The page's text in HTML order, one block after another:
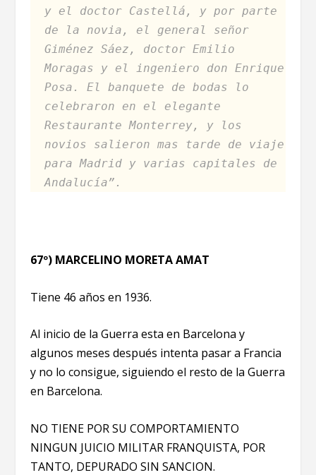
y el doctor Castellá, y por parte
de la novia, el general señor
Giménez Sáez, doctor Emilio
Moragas y el ingeniero don Enrique
Posa. El banquete de bodas lo
celebraron en el elegante
Restaurante Monterrey, y los
novios salieron mas tarde de viaje
para Madrid y varias capitales de
Andalucía”.
67º) MARCELINO MORETA AMAT
Tiene 46 años en 1936.
Al inicio de la Guerra esta en Barcelona y
algunos meses después intenta pasar a Francia
y no lo consigue, siguiendo el resto de la Guerra
en Barcelona.
NO TIENE POR SU COMPORTAMIENTO
NINGUN JUICIO MILITAR FRANQUISTA, POR
TANTO, DEPURADO SIN SANCION.